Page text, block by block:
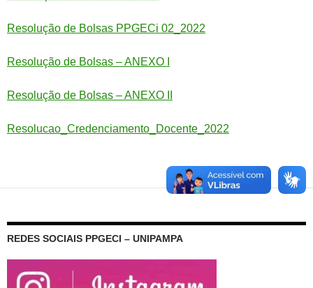
Resolução de Bolsas PPGECi 02_2022
Resolução de Bolsas – ANEXO I
Resolução de Bolsas – ANEXO II
Resolucao_Credenciamento_Docente_2022
REDES SOCIAIS PPGECI – UNIPAMPA